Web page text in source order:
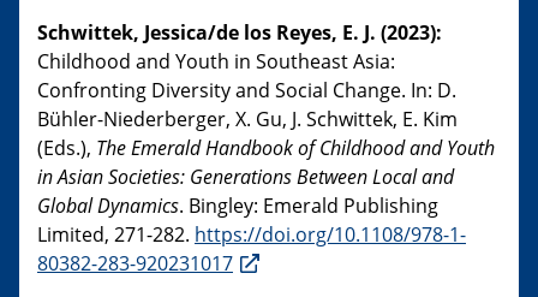
Schwittek, Jessica/de los Reyes, E. J. (2023):
Childhood and Youth in Southeast Asia:
Confronting Diversity and Social Change. In: D.
Bühler-Niederberger, X. Gu, J. Schwittek, E. Kim
(Eds.), The Emerald Handbook of Childhood and Youth
in Asian Societies: Generations Between Local and
Global Dynamics. Bingley: Emerald Publishing
Limited, 271-282. https://doi.org/10.1108/978-1-
80382-283-920231017